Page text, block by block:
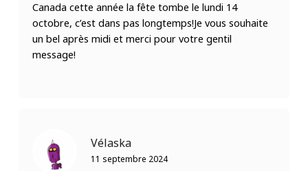
Canada cette année la fête tombe le lundi 14
octobre, c’est dans pas longtemps!Je vous souhaite
un bel après midi et merci pour votre gentil
message!
Vélaska
11 septembre 2024